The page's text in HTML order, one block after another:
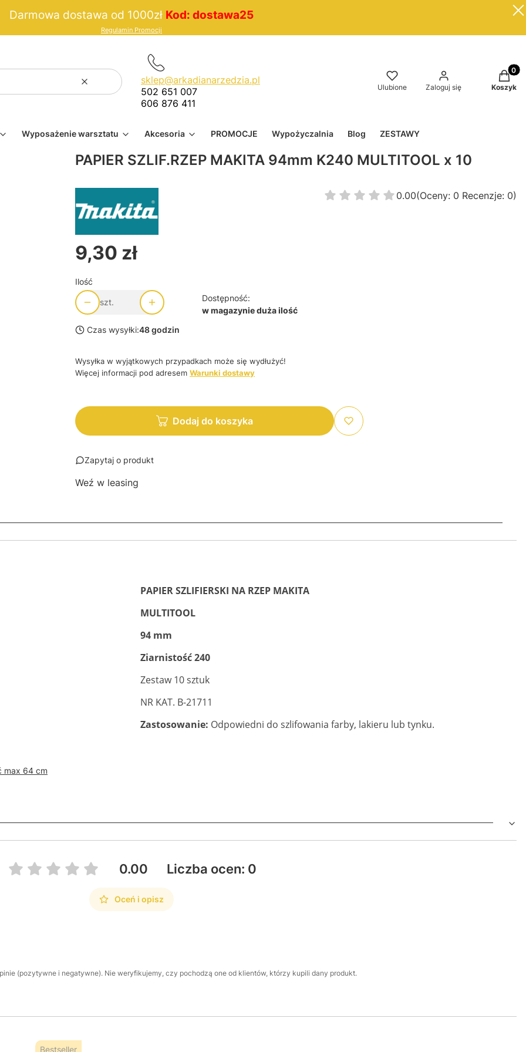
Darmowa dostawa od 1000zł Kod: dostawa25
Regulamin Promocji
WyczyśćSzukaj
sklep@arkadianarzedzia.pl
502 651 007
606 876 411
Ulubione Zaloguj się Koszyk
Wyposażenie warsztatu Akcesoria PROMOCJE Wypożyczalnia Blog ZESTAWY
PAPIER SZLIF.RZEP MAKITA 94mm K240 MULTITOOL x 10
0.00(Oceny: 0 Recenzje: 0)
Cena
9,30 zł
Ilość
szt.
Dostępność:
w magazynie duża ilość
Czas wysyłki:48 godzin
Wysyłka w wyjątkowych przypadkach może się wydłużyć!
Więcej informacji pod adresem Warunki dostawy
Dodaj do koszyka
Zapytaj o produkt
Weź w leasing
PAPIER SZLIFIERSKI NA RZEP MAKITA
MULTITOOL
94 mm
Ziarnistość 240
Zestaw 10 sztuk
NR KAT. B-21711
Zastosowanie: Odpowiedni do szlifowania farby, lakieru lub tynku.
max 64 cm
0.00 Liczba ocen: 0
Oceń i opisz
(pozytywne i negatywne). Nie weryfikujemy, czy pochodzą one od klientów, którzy kupili dany produkt.
Bestseller